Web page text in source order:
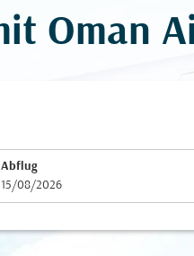
Oman
Abflug
fc-booking-departure-date-aria-label
15/08/2026